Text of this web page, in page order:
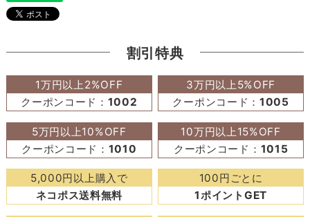
割引特典
1万円以上2%OFF
クーポンコード： 1002
3万円以上5%OFF
クーポンコード：1005
5万円以上10%OFF
クーポンコード： 1010
10万円以上15%OFF
クーポンコード： 1015
5,000円以上購入で
ネコポス送料無料
100円ごとに
1ポイントGET